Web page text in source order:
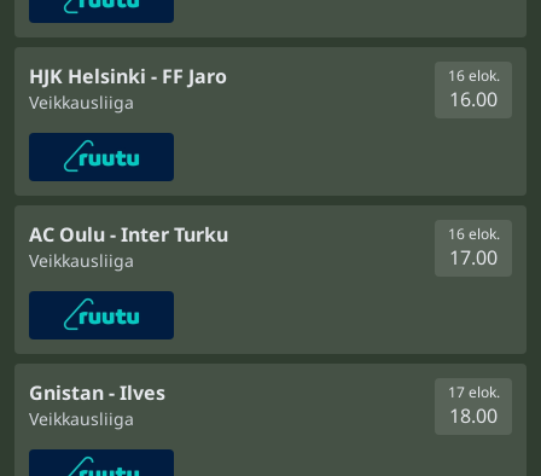
HJK Helsinki - FF Jaro
Veikkausliiga
16 elok.
16.00
AC Oulu - Inter Turku
Veikkausliiga
16 elok.
17.00
Gnistan - Ilves
Veikkausliiga
17 elok.
18.00